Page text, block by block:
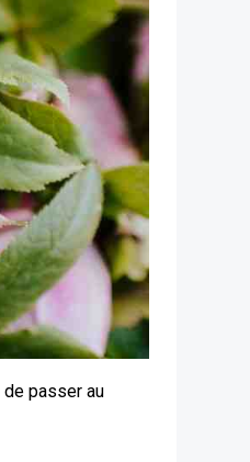
passer au